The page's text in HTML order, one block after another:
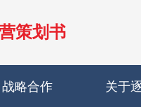
策划书
战略合作 关于